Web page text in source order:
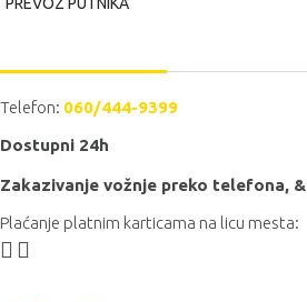
Telefon: 060/444-9399
Dostupni 24h
Zakazivanje vožnje preko telefona, &
Plaćanje platnim karticama na licu mesta: